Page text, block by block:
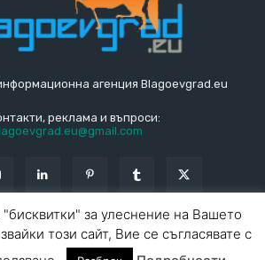
агенция Blagoevgrad.eu
реклама и въпроси:
Общи условия
"бисквитки" за улеснение на Вашето
този сайт, Вие се съгласявате с